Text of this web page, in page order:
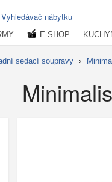
Vyhledávač nábytku
E-SHOP
sedací soupravy ›